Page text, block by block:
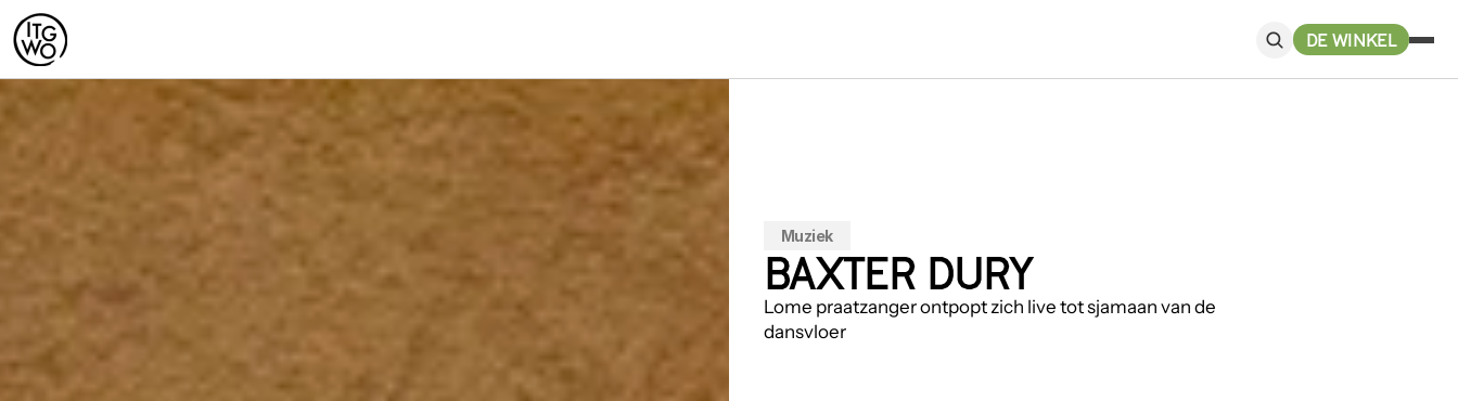
Muziek
BAXTER DURY
Lome praatzanger ontpopt zich live tot sjamaan van de
dansvloer
DE WINKEL